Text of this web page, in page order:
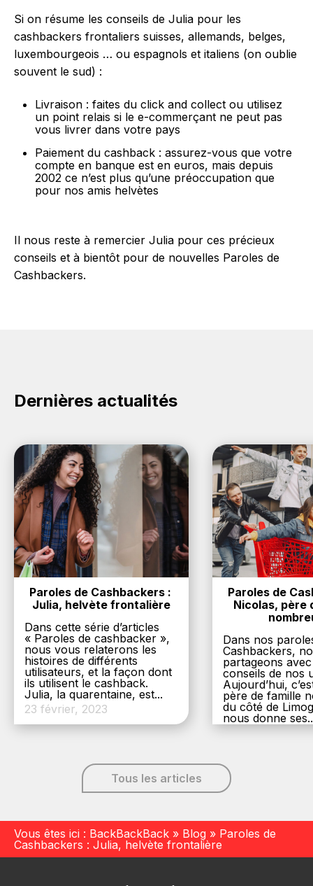
Si on résume les conseils de Julia pour les
cashbackers frontaliers suisses, allemands, belges,
luxembourgeois … ou espagnols et italiens (on oublie
souvent le sud) :
Livraison : faites du click and collect ou utilisez
un point relais si le e-commerçant ne peut pas
vous livrer dans votre pays
Paiement du cashback : assurez-vous que votre
compte en banque est en euros, mais depuis
2002 ce n’est plus qu’une préoccupation que
pour nos amis helvètes
Il nous reste à remercier Julia pour ces précieux
conseils et à bientôt pour de nouvelles Paroles de
Cashbackers.
Dernières actualités
Paroles de Cashbackers :
Julia, helvète frontalière
Dans cette série d’articles
« Paroles de cashbacker »,
nous vous relaterons les
histoires de différents
utilisateurs, et la façon dont
ils utilisent le cashback.
Julia, la quarentaine, est...
23 février, 2023
Paroles de
Nicolas, père
Dans nos
Cashbackers,
partageons
conseils de nos
Aujourd’hui,
père de famille
du côté de
nous donne
Tous les articles
Vous êtes ici : BackBackBack » Blog » Paroles de
Cashbackers : Julia, helvète frontalière